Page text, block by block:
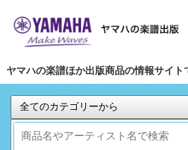
ヤマハの楽譜ほか出版商品の情報サイト